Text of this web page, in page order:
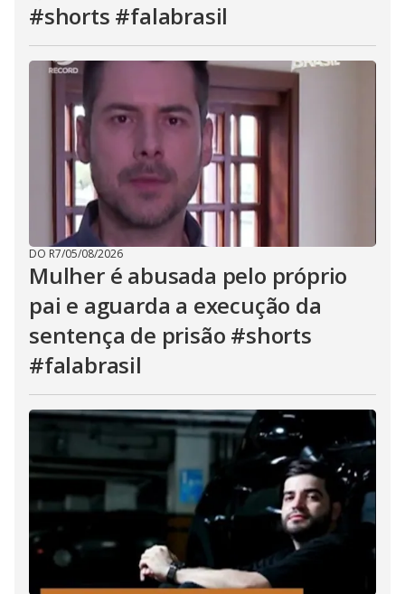
#shorts #falabrasil
DO R7/05/08/2026
Mulher é abusada pelo próprio
pai e aguarda a execução da
sentença de prisão #shorts
#falabrasil